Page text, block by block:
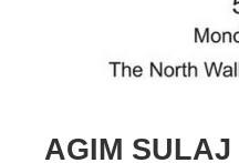
AGIM SULAJ